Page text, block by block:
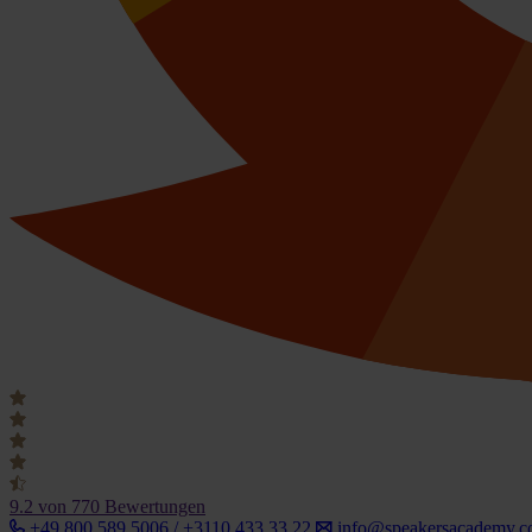
9.2 von 770 Bewertungen
+49 800 589 5006 / +3110 433 33 22